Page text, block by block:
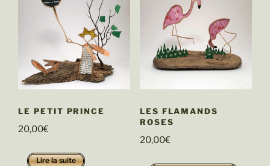
LE PETIT PRINCE
20,00€
Lire la suite
LES FLAMANDS
ROSES
20,00€